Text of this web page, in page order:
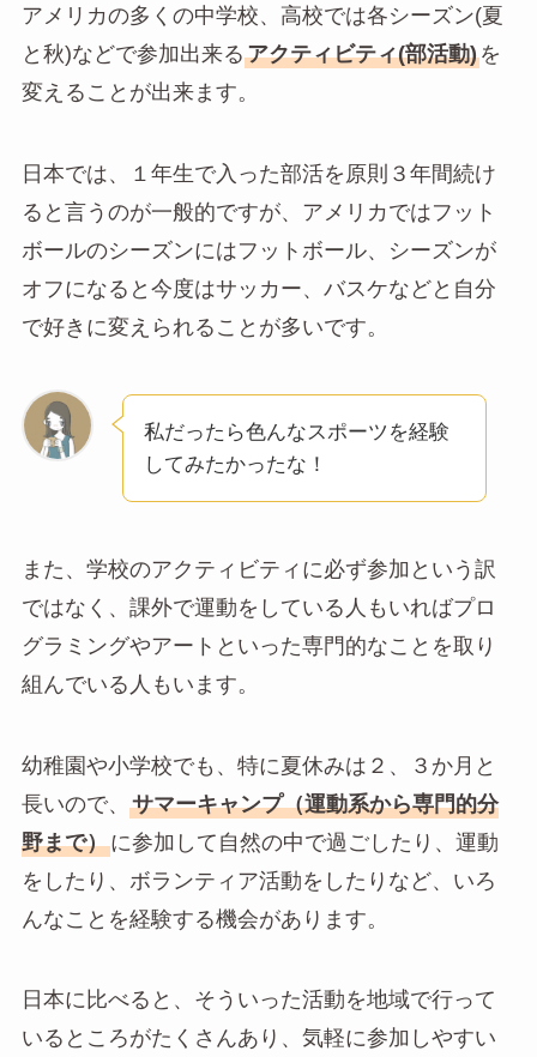
アメリカの多くの中学校、高校では各シーズン(夏
と秋)などで参加出来るアクティビティ(部活動)を
変えることが出来ます。
日本では、１年生で入った部活を原則３年間続け
ると言うのが一般的ですが、アメリカではフット
ボールのシーズンにはフットボール、シーズンが
オフになると今度はサッカー、バスケなどと自分
で好きに変えられることが多いです。
私だったら色んなスポーツを経験
してみたかったな！
また、学校のアクティビティに必ず参加という訳
ではなく、課外で運動をしている人もいればプロ
グラミングやアートといった専門的なことを取り
組んでいる人もいます。
幼稚園や小学校でも、特に夏休みは２、３か月と
長いので、 サマーキャンプ（運動系から専門的分
野まで）に参加して自然の中で過ごしたり、運動
をしたり、ボランティア活動をしたりなど、いろ
んなことを経験する機会があります。
日本に比べると、そういった活動を地域で行って
いるところがたくさんあり、気軽に参加しやすい